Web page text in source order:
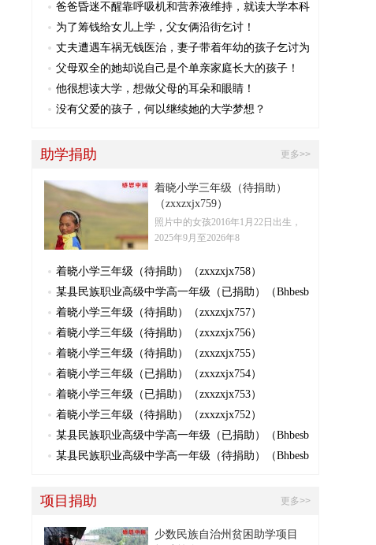
爸爸昏迷不醒靠呼吸机和营养液维持，就读大学本科
为了筹钱给女儿上学，父女俩沿街乞讨！
丈夫遭遇车祸无钱医治，妻子带着年幼的孩子乞讨为
父母双全的她却说自己是个单亲家庭长大的孩子！
他很想读大学，想做父母的耳朵和眼睛！
没有父爱的孩子，何以继续她的大学梦想？
更多>>
助学捐助
着晓小学三年级（待捐助）
（zxxzxjx759）
照片中的女孩2016年1月22日出生，
2025年9月至2026年8
着晓小学三年级（待捐助）（zxxzxjx758）
某县民族职业高级中学高一年级（已捐助）（Bhbesb
着晓小学三年级（待捐助）（zxxzxjx757）
着晓小学三年级（待捐助）（zxxzxjx756）
着晓小学三年级（待捐助）（zxxzxjx755）
着晓小学三年级（已捐助）（zxxzxjx754）
着晓小学三年级（已捐助）（zxxzxjx753）
着晓小学三年级（待捐助）（zxxzxjx752）
某县民族职业高级中学高一年级（已捐助）（Bhbesb
某县民族职业高级中学高一年级（待捐助）（Bhbesb
更多>>
项目捐助
少数民族自治州贫困助学项目